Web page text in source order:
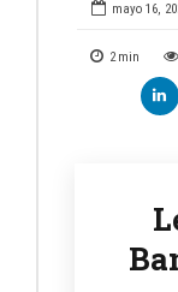
mayo 16,
2 min